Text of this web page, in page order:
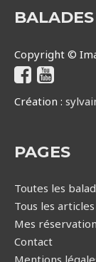
Copyright ©
Création :
PAGES
Toutes les
Tous les articles
Mes
Contact